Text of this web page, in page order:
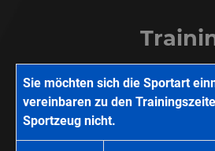
Sie möchten sich die Sportart
vereinbaren zu den
Sportzeug nicht.